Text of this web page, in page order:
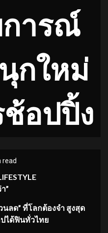
ารณ์
กใหม่
อปปิ้ง
read
”
นลด” ที่โลกต้องจำ สูงสุด
ได้ฟินทั่วไทย